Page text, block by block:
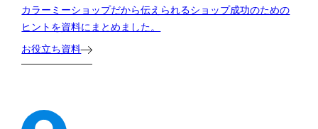
カラーミーショップだから伝えられるショップ成功のための
ヒントを資料にまとめました。
お役立ち資料